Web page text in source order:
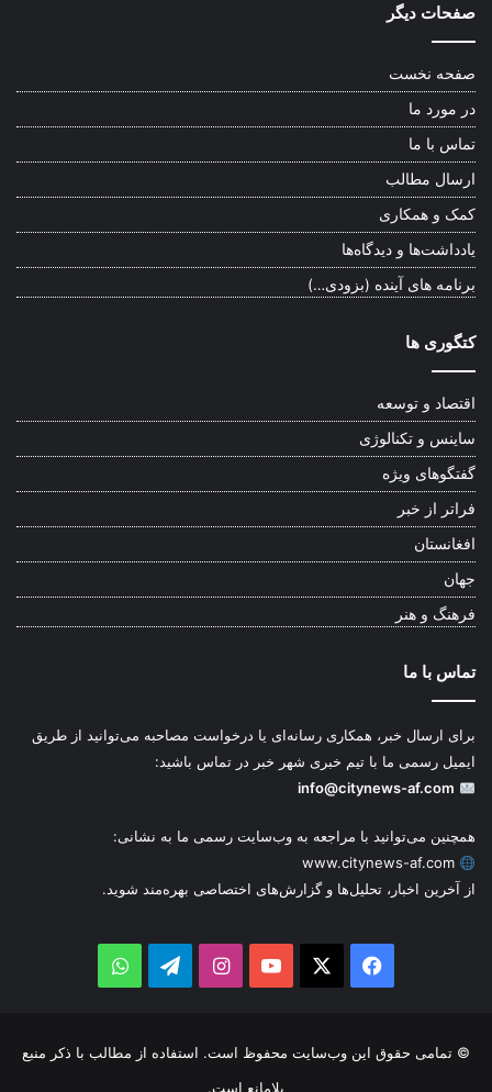
صفحات دیگر
صفحه نخست
در مورد ما
تماس با ما
ارسال مطالب
کمک و همکاری
یادداشت‌ها و دیدگاه‌ها
برنامه های آینده (بزودی…)
کتگوری ها
اقتصاد و توسعه
ساینس و تکنالوژی
گفتگوهای ویژه
فراتر از خبر
افغانستان
جهان
فرهنگ و هنر
تماس با ما
برای ارسال خبر، همکاری رسانه‌ای یا درخواست مصاحبه می‌توانید از طریق
ایمیل رسمی ما با تیم خبری شهر خبر در تماس باشید:
info@citynews-af.com
همچنین می‌توانید با مراجعه به وب‌سایت رسمی ما به نشانی:
www.citynews-af.com
از آخرین اخبار، تحلیل‌ها و گزارش‌های اختصاصی بهره‌مند شوید.
Facebook
YouTube
Instagram
Telegram
WhatsApp
© تمامی حقوق این وب‌سایت محفوظ است. استفاده از مطالب با ذکر منبع
بلامانع است.